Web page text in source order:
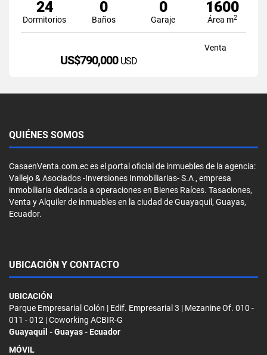
24
Dormitorios
0
Baños
0
Garaje
1600
Área m2
Venta
US$790,000 USD
QUIÉNES SOMOS
CasaenVenta.com.ec es el portal oficial de inmuebles de la agencia:
Vallejo & Asociados -Inversiones Inmobiliarias- S.A , empresa
inmobiliaria dedicada a operaciones en Bienes Raíces. Tasaciones,
Venta y Alquiler de inmuebles en la ciudad de Guayaquil, Guayas,
Ecuador.
UBICACIÓN Y CONTACTO
UBICACIÓN
Parque Empresarial Colón | Edif. Empresarial 3 | Mezanine Of. 010 -
011 - 012 | Coworking ACBIR-G
Guayaquil - Guayas - Ecuador
MÓVIL